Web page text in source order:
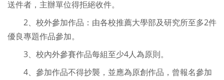
送件者，主辦單位得拒絕收件。
2、校外參加作品：由各校推薦大學部及研究所至多2件
優良專題作品參加。
3、校內外參賽作品每組至少4人為原則。
4、參加作品不得抄襲，並應為原創作品，曾報名參加